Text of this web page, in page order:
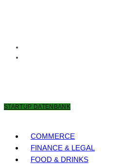
STARTUP DATENBANK
COMMERCE
FINANCE & LEGAL
FOOD & DRINKS